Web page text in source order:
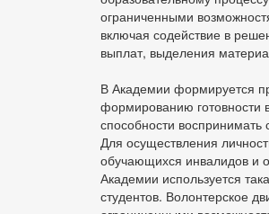
ограниченными
включая содействие в
выплат, выделения
В Академии формируется
формированию готовности
способности
Для осуществления
обучающихся инвалидов и
Академии используется
студентов. Волонтерское